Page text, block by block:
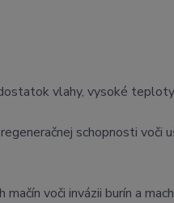
vlahy, vysoké teploty
schopnosti voči
voči invázii burín a